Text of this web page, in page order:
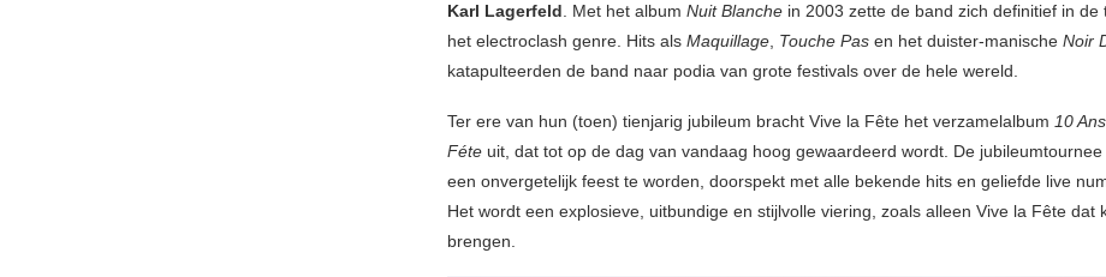
Karl Lagerfeld. Met het album Nuit Blanche in 2003 zette de band zich definitief in de
het electroclash genre. Hits als Maquillage, Touche Pas en het duister-manische Noir
katapulteerden de band naar podia van grote festivals over de hele wereld.
Ter ere van hun (toen) tienjarig jubileum bracht Vive la Fête het verzamelalbum 10
Féte uit, dat tot op de dag van vandaag hoog gewaardeerd wordt. De
een onvergetelijk feest te worden, doorspekt met alle bekende hits en geliefde live
Het wordt een explosieve, uitbundige en stijlvolle viering, zoals alleen Vive la Fête dat
brengen.